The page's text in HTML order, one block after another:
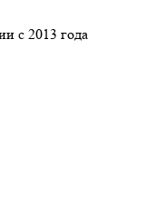
с 2013 года